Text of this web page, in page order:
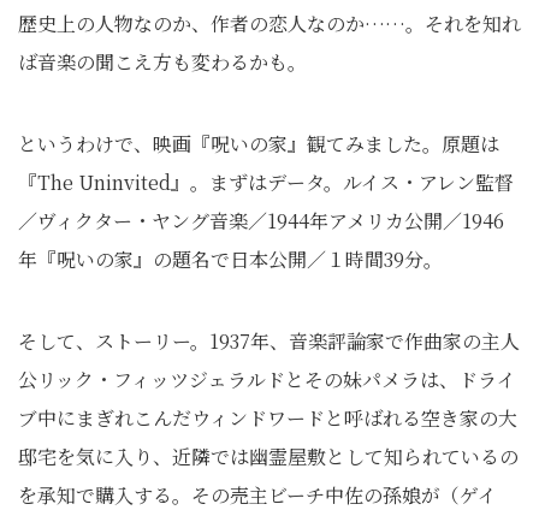
歴史上の人物なのか、作者の恋人なのか……。それを知れ
ば音楽の聞こえ方も変わるかも。
というわけで、映画『呪いの家』観てみました。原題は
『The Uninvited』。まずはデータ。ルイス・アレン監督
／ヴィクター・ヤング音楽／1944年アメリカ公開／1946
年『呪いの家』の題名で日本公開／１時間39分。
そして、ストーリー。1937年、音楽評論家で作曲家の主人
公リック・フィッツジェラルドとその妹パメラは、ドライ
ブ中にまぎれこんだウィンドワードと呼ばれる空き家の大
邸宅を気に入り、近隣では幽霊屋敷として知られているの
を承知で購入する。その売主ビーチ中佐の孫娘が（ゲイ